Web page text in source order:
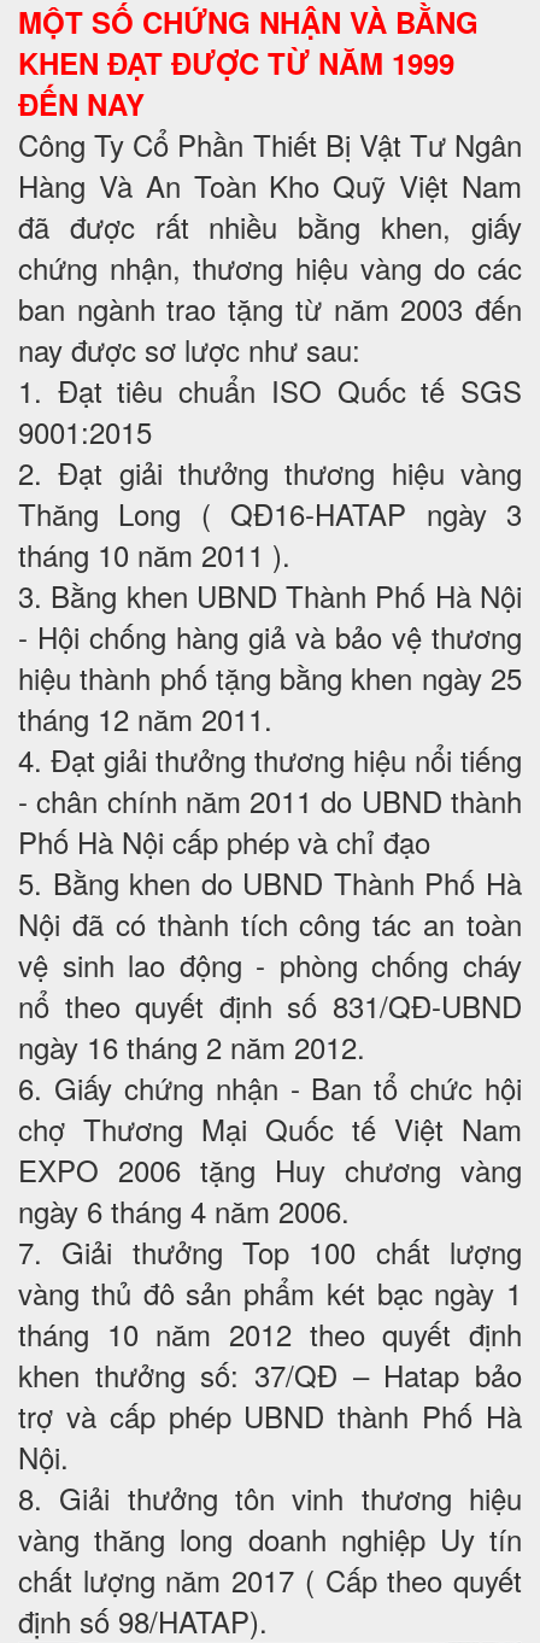
MỘT SỐ CHỨNG NHẬN VÀ BẰNG
KHEN ĐẠT ĐƯỢC TỪ NĂM 1999
ĐẾN NAY
Công Ty Cổ Phần Thiết Bị Vật Tư Ngân
Hàng Và An Toàn Kho Quỹ Việt Nam
đã được rất nhiều bằng khen, giấy
chứng nhận, thương hiệu vàng do các
ban ngành trao tặng từ năm 2003 đến
nay được sơ lược như sau:
1. Đạt tiêu chuẩn ISO Quốc tế SGS
9001:2015
2. Đạt giải thưởng thương hiệu vàng
Thăng Long ( QĐ16-HATAP ngày 3
tháng 10 năm 2011 ).
3. Bằng khen UBND Thành Phố Hà Nội
- Hội chống hàng giả và bảo vệ thương
hiệu thành phố tặng bằng khen ngày 25
tháng 12 năm 2011.
4. Đạt giải thưởng thương hiệu nổi tiếng
- chân chính năm 2011 do UBND thành
Phố Hà Nội cấp phép và chỉ đạo
5. Bằng khen do UBND Thành Phố Hà
Nội đã có thành tích công tác an toàn
vệ sinh lao động - phòng chống cháy
nổ theo quyết định số 831/QĐ-UBND
ngày 16 tháng 2 năm 2012.
6. Giấy chứng nhận - Ban tổ chức hội
chợ Thương Mại Quốc tế Việt Nam
EXPO 2006 tặng Huy chương vàng
ngày 6 tháng 4 năm 2006.
7. Giải thưởng Top 100 chất lượng
vàng thủ đô sản phẩm két bạc ngày 1
tháng 10 năm 2012 theo quyết định
khen thưởng số: 37/QĐ – Hatap bảo
trợ và cấp phép UBND thành Phố Hà
Nội.
8. Giải thưởng tôn vinh thương hiệu
vàng thăng long doanh nghiệp Uy tín
chất lượng năm 2017 ( Cấp theo quyết
định số 98/HATAP).